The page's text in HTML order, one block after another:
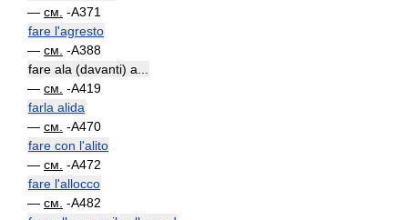
— см. -A371
fare l'agresto
— см. -A388
fare ala (davanti) a...
— см. -A419
farla alida
— см. -A470
fare con l'alito
— см. -A472
fare l'allocco
— см. -A482